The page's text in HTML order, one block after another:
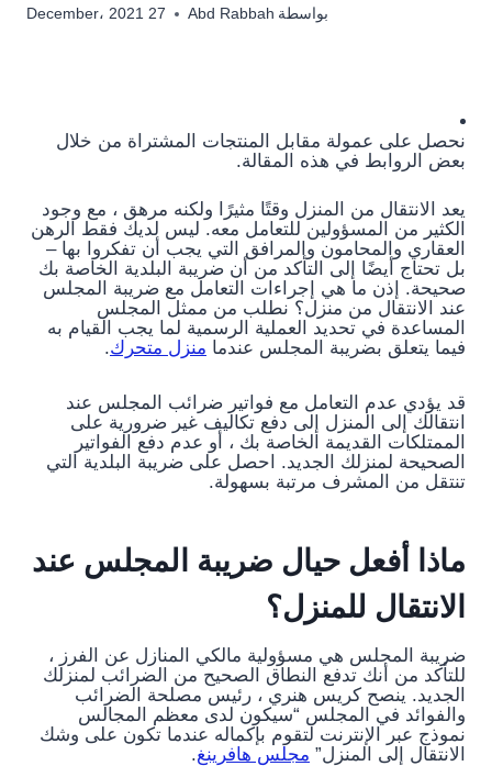
بواسطة Abd Rabbah 27 December، 2021
نحصل على عمولة مقابل المنتجات المشتراة من خلال
بعض الروابط في هذه المقالة.
يعد الانتقال من المنزل وقتًا مثيرًا ولكنه مرهق ، مع وجود
الكثير من المسؤولين للتعامل معه. ليس لديك فقط الرهن
العقاري والمحامون والمرافق التي يجب أن تفكروا بها –
بل تحتاج أيضًا إلى التأكد من أن ضريبة البلدية الخاصة بك
صحيحة. إذن ما هي إجراءات التعامل مع ضريبة المجلس
عند الانتقال من منزل؟ نطلب من ممثل المجلس
المساعدة في تحديد العملية الرسمية لما يجب القيام به
فيما يتعلق بضريبة المجلس عندما منزل متحرك.
قد يؤدي عدم التعامل مع فواتير ضرائب المجلس عند
انتقالك إلى المنزل إلى دفع تكاليف غير ضرورية على
الممتلكات القديمة الخاصة بك ، أو عدم دفع الفواتير
الصحيحة لمنزلك الجديد. احصل على ضريبة البلدية التي
تنتقل من المشرف مرتبة بسهولة.
ماذا أفعل حيال ضريبة المجلس عند
الانتقال للمنزل؟
ضريبة المجلس هي مسؤولية مالكي المنازل عن الفرز ،
للتأكد من أنك تدفع النطاق الصحيح من الضرائب لمنزلك
الجديد. ينصح كريس هنري ، رئيس مصلحة الضرائب
والفوائد في المجلس “سيكون لدى معظم المجالس
نموذج عبر الإنترنت لتقوم بإكماله عندما تكون على وشك
الانتقال إلى المنزل” مجلس هافرينغ.